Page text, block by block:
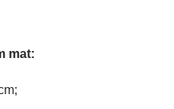
mat: